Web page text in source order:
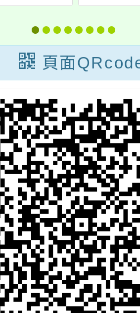
柏克氏
病原型
酸風險
引」
民中
育措
－建
分校
案，
頁面